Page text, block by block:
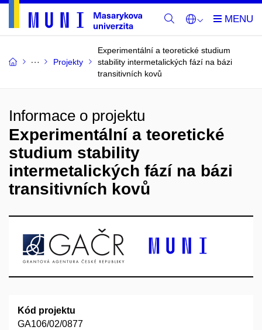
Projekty
Experimentální a teoretické studium
stability intermetalických fází na bázi
transitivních kovů
Informace o projektu
Experimentální a teoretické
studium stability
intermetalických fází na bázi
transitivních kovů
Kód projektu
GA106/02/0877